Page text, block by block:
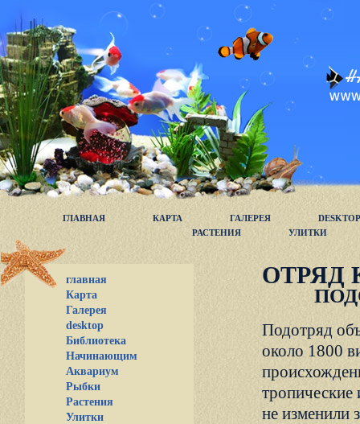
ГЛАВНАЯ КАРТА ГАЛЕРЕЯ
DESKTOP
РАСТЕНИЯ
УЛИТКИ
главная
Карта
Галерея
desktop
Библиотека
Начинающим
Аквариум
Рыбки
Растения
Улитки
ОТРЯД
Подотряд
около 1800
тропические
не изменили